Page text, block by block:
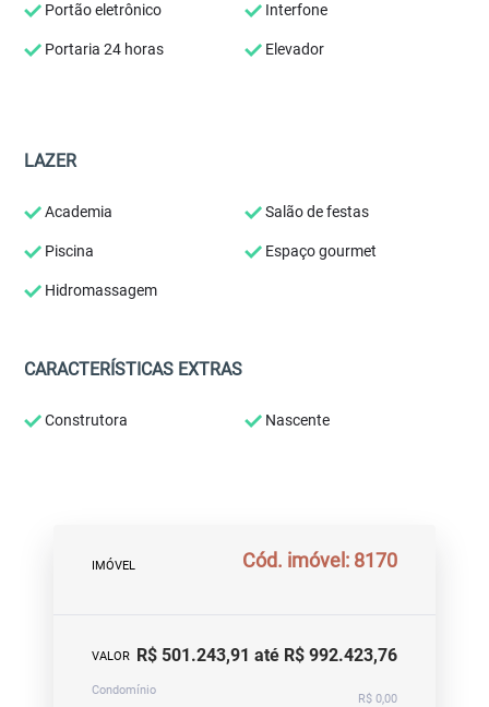
Portão eletrônico Interfone
Portaria 24 horas Elevador
LAZER
Academia Salão de festas
Piscina Espaço gourmet
Hidromassagem
CARACTERÍSTICAS EXTRAS
Construtora Nascente
IMÓVEL Cód. imóvel: 8170
VALOR R$ 501.243,91 até R$ 992.423,76
Condomínio
R$ 0,00